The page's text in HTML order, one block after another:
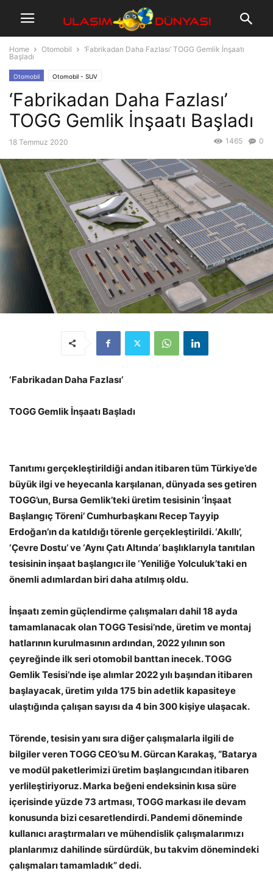
Home Otomobil
‘Fabrikadan Daha Fazlası’ TOGG Gemlik İnşaatı
Başladı
Otomobil Otomobil - SUV
‘Fabrikadan Daha Fazlası’
TOGG Gemlik İnşaatı Başladı
18 Temmuz 2020 0
1465
‘Fabrikadan Daha Fazlası’
TOGG Gemlik İnşaatı Başladı
Tanıtımı gerçekleştirildiği andan itibaren tüm Türkiye’de
büyük ilgi ve heyecanla karşılanan, dünyada ses getiren
TOGG’un, Bursa Gemlik’teki üretim tesisinin ‘İnşaat
Başlangıç Töreni’ Cumhurbaşkanı Recep Tayyip
Erdoğan’ın da katıldığı törenle gerçekleştirildi. ‘Akıllı’,
‘Çevre Dostu’ ve ‘Aynı Çatı Altında’ başlıklarıyla tanıtılan
tesisinin inşaat başlangıcı ile ‘Yeniliğe Yolculuk’taki en
önemli adımlardan biri daha atılmış oldu.
İnşaatı zemin güçlendirme çalışmaları dahil 18 ayda
tamamlanacak olan TOGG Tesisi’nde, üretim ve montaj
hatlarının kurulmasının ardından, 2022 yılının son
çeyreğinde ilk seri otomobil banttan inecek. TOGG
Gemlik Tesisi’nde işe alımlar 2022 yılı başından itibaren
başlayacak, üretim yılda 175 bin adetlik kapasiteye
ulaştığında çalışan sayısı da 4 bin 300 kişiye ulaşacak.
Törende, tesisin yanı sıra diğer çalışmalarla ilgili de
bilgiler veren TOGG CEO’su M. Gürcan Karakaş, “Batarya
ve modül paketlerimizi üretim başlangıcından itibaren
yerlileştiriyoruz. Marka beğeni endeksinin kısa süre
içerisinde yüzde 73 artması, TOGG markası ile devam
konusunda bizi cesaretlendirdi. Pandemi döneminde
kullanıcı araştırmaları ve mühendislik çalışmalarımızı
planlarımız dahilinde sürdürdük, bu takvim dönemindeki
çalışmaları tamamladık” dedi.